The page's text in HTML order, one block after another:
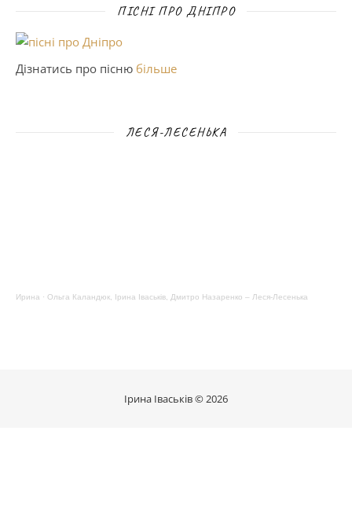
ПІСНІ ПРО ДНІПРО
Дізнатись про пісню більше
ЛЕСЯ-ЛЕСЕНЬКА
Ирина · Ольга Каландюк, Ірина Іваськів, Дмитро Назаренко – Леся-Лесенька
Ірина Іваськів © 2026